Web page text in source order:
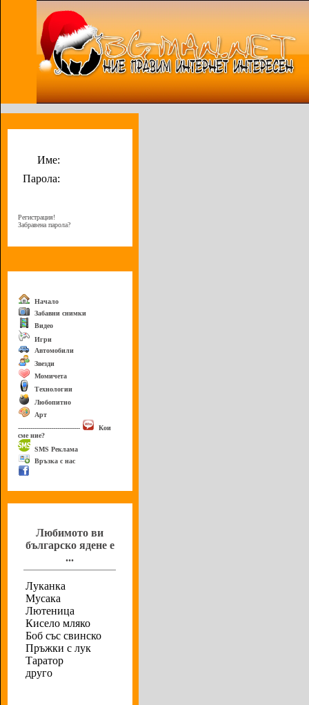
Име:
Парола:
Регистрация!
Забравена парола?
Начало
Забавни снимки
Видео
Игри
Автомобили
Звезди
Момичета
Технологии
Любопитно
Арт
------------------------------
Кои
сме ние?
SMS Реклама
Връзка с нас
Любимото ви
българско ядене е
...
Луканка
Мусака
Лютеница
Кисело мляко
Боб със свинско
Пръжки с лук
Таратор
друго